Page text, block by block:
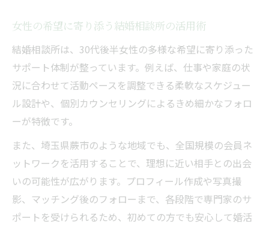
女性の希望に寄り添う結婚相談所の活用術
結婚相談所は、30代後半女性の多様な希望に寄り添った
サポート体制が整っています。例えば、仕事や家庭の状
況に合わせて活動ペースを調整できる柔軟なスケジュー
ル設計や、個別カウンセリングによるきめ細かなフォロ
ーが特徴です。
また、埼玉県蕨市のような地域でも、全国規模の会員ネ
ットワークを活用することで、理想に近い相手との出会
いの可能性が広がります。プロフィール作成や写真撮
影、マッチング後のフォローまで、各段階で専門家のサ
ポートを受けられるため、初めての方でも安心して婚活